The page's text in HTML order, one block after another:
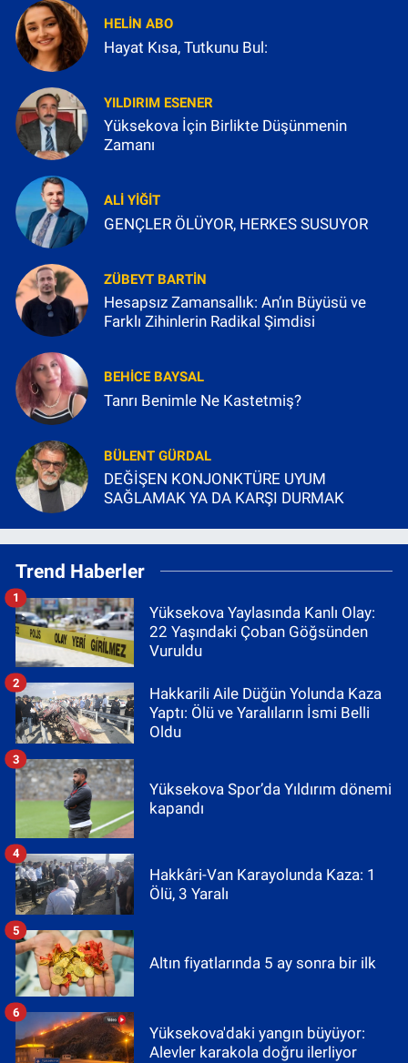
HELIN ABO
Hayat Kısa, Tutkunu Bul:
YILDIRIM ESENER
Yüksekova İçin Birlikte Düşünmenin
Zamanı
ALI YIĞIT
GENÇLER ÖLÜYOR, HERKES SUSUYOR
ZÜBEYT BARTIN
Hesapsız Zamansallık: An’ın Büyüsü ve
Farklı Zihinlerin Radikal Şimdisi
BEHICE BAYSAL
Tanrı Benimle Ne Kastetmiş?
BÜLENT GÜRDAL
DEĞİŞEN KONJONKTÜRE UYUM
SAĞLAMAK YA DA KARŞI DURMAK
Trend Haberler
Yüksekova Yaylasında Kanlı Olay:
22 Yaşındaki Çoban Göğsünden
Vuruldu
1
Hakkarili Aile Düğün Yolunda Kaza
Yaptı: Ölü ve Yaralıların İsmi Belli
Oldu
2
Yüksekova Spor’da Yıldırım dönemi
kapandı
3
Hakkâri-Van Karayolunda Kaza: 1
Ölü, 3 Yaralı
4
Altın fiyatlarında 5 ay sonra bir ilk
5
Yüksekova'daki yangın büyüyor:
Alevler karakola doğru ilerliyor
6